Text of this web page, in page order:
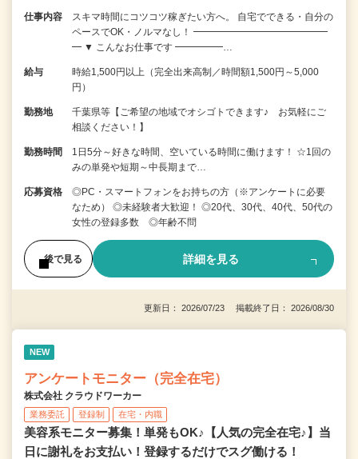
仕事内容
スキマ時間にコツコツ稼ぎたい方へ。 自宅でできる・自分の
ペースでOK・ノルマなし！ ━━━━━━━━━━━━━━
━ ▼ こんなお仕事です ━━━━━…
給与
時給1,500円以上（完全出来高制／時間額1,500円～5,000
円）
勤務地
千葉県等【ご希望の地域でオシゴトできます♪ お気軽にご
相談ください！】
勤務時間
1日5分～好きな時間、空いている時間に働けます！ ☆1回の
みの単発や短期～中長期まで…
応募資格
◎PC・スマートフォンをお持ちの方（※アンケートに必要
なため） ◎未経験者大歓迎！ ◎20代、30代、40代、50代の
女性の登録多数 ◎年齢不問
後で見る 詳細を見る
更新日： 2026/07/23 掲載終了日： 2026/08/30
NEW
アンケートモニター（完全在宅）
株式会社 クラウドワーカー
業務委託 登録制 在宅・内職
美容系モニター募集！単発もOK♪【人気の完全在宅♪】当
日に謝礼をお支払い！登録するだけでスグ働ける！